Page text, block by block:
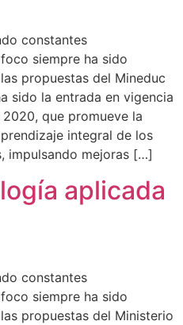
constantes
siempre ha sido
propuestas del Mineduc
sido la entrada en vigencia
que promueve la
integral de los
impulsando mejoras […]
aplicada
constantes
siempre ha sido
propuestas del Ministerio